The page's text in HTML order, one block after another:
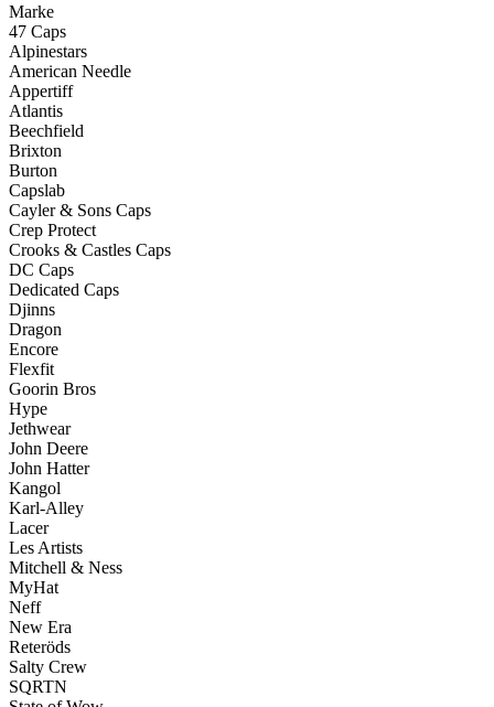
Marke
47 Caps
Alpinestars
American Needle
Appertiff
Atlantis
Beechfield
Brixton
Burton
Capslab
Cayler & Sons Caps
Crep Protect
Crooks & Castles Caps
DC Caps
Dedicated Caps
Djinns
Dragon
Encore
Flexfit
Goorin Bros
Hype
Jethwear
John Deere
John Hatter
Kangol
Karl-Alley
Lacer
Les Artists
Mitchell & Ness
MyHat
Neff
New Era
Reteröds
Salty Crew
SQRTN